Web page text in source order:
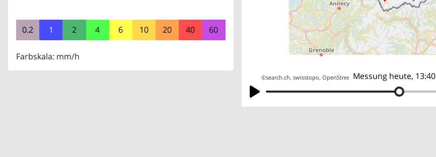
0.2 1 2 4 6 10 20 40 60
Farbskala: mm/h
Messung heute, 13:40
©search.ch,swisstopo,OpenStreetMap,others